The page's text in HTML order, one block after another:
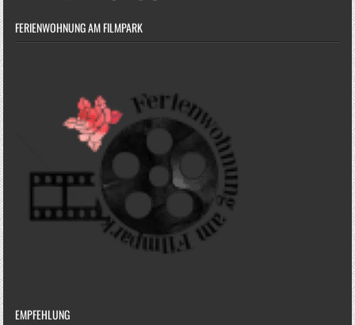
FERIENWOHNUNG AM FILMPARK
EMPFEHLUNG